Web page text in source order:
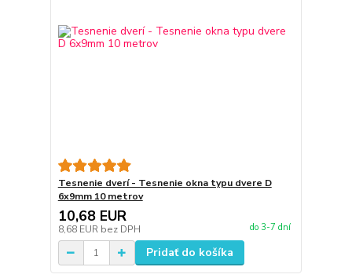
Tesnenie dverí - Tesnenie okna typu dvere D
6x9mm 10 metrov
10,68 EUR
8,68 EUR bez DPH do 3-7 dní
Pridať do košíka